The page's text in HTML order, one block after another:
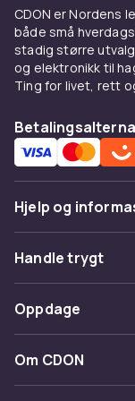
behagelig
maksimal
og M3 Max-
maskinlæring
Skjermen er
ProMotion-
MacBook
favoritt for
prosjektene
CDON er Nordens
både små
stadig større
og elektronikk til
Ting for livet, rett
Hjelp og
Vanlige spørsmål
Spor pakke
Angre & returner
Kontakt oss
Handle trygt
Betaling
Levering
Oppdage
Kategorier
Varemerker
Om CDON